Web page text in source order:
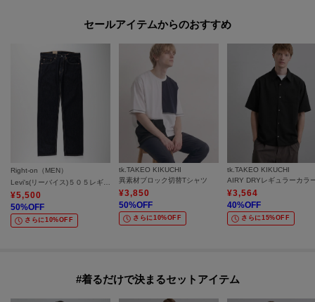
セールアイテムからのおすすめ
Right-on（MEN）
Levi's(リーバイス)５０５レギュラー
¥5,500
50%OFF
さらに10%OFF
tk.TAKEO KIKUCHI
異素材ブロック切替Tシャツ
¥3,850
50%OFF
さらに10%OFF
tk.TAKEO KIKUCHI
¥3,564
40%OFF
さらに15%OFF
#着るだけで決まるセットアイテム